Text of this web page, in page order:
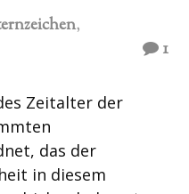
,
1
Zeitalter der
das der
in diesem